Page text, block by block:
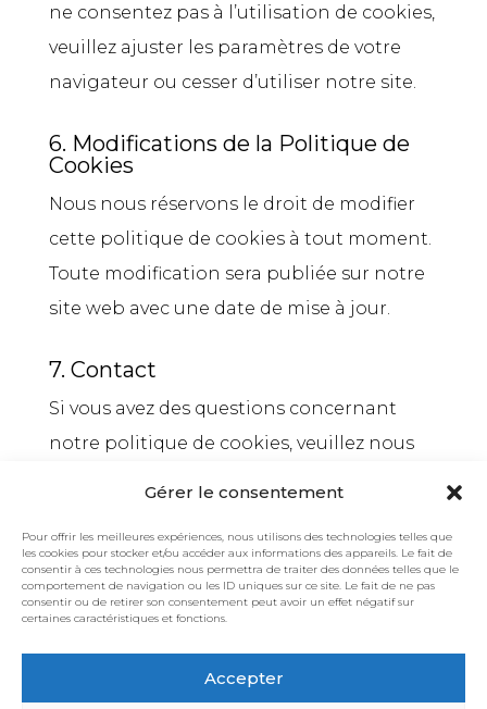
Gérer le consentement
Pour offrir les meilleures expériences, nous utilisons des technologies telles que
les cookies pour stocker et/ou accéder aux informations des appareils. Le fait de
consentir à ces technologies nous permettra de traiter des données telles que le
comportement de navigation ou les ID uniques sur ce site. Le fait de ne pas
consentir ou de retirer son consentement peut avoir un effet négatif sur
certaines caractéristiques et fonctions.
Accepter
ne consentez pas à l’utilisation de cookies,
veuillez ajuster les paramètres de votre
navigateur ou cesser d’utiliser notre site.
6. Modifications de la Politique de
Cookies
Nous nous réservons le droit de modifier
cette politique de cookies à tout moment.
Toute modification sera publiée sur notre
site web avec une date de mise à jour.
7. Contact
Si vous avez des questions concernant
notre politique de cookies, veuillez nous